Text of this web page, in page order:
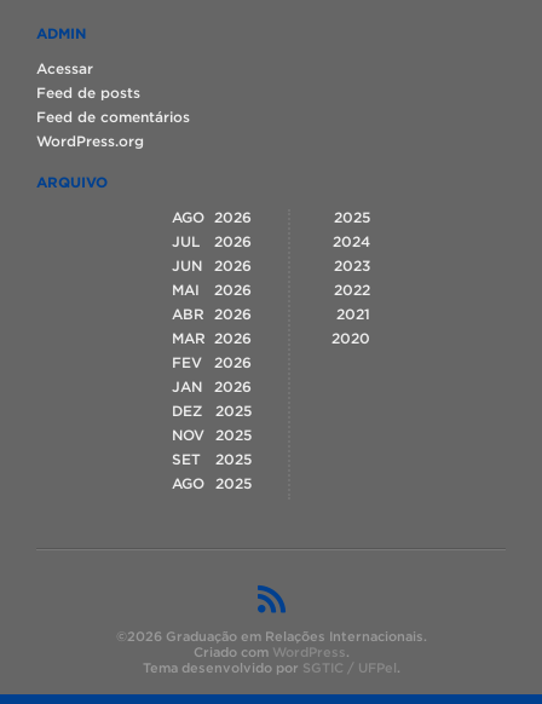
ADMIN
Acessar
Feed de posts
Feed de comentários
WordPress.org
ARQUIVO
AGO
2026
JUL
2026
JUN
2026
MAI
2026
ABR
2026
MAR
2026
FEV
2026
JAN
2026
DEZ
2025
NOV
2025
SET
2025
AGO
2025
2025
2024
2023
2022
2021
2020
©2026 Graduação em Relações Internacionais.
Criado com WordPress.
Tema desenvolvido por SGTIC / UFPel.